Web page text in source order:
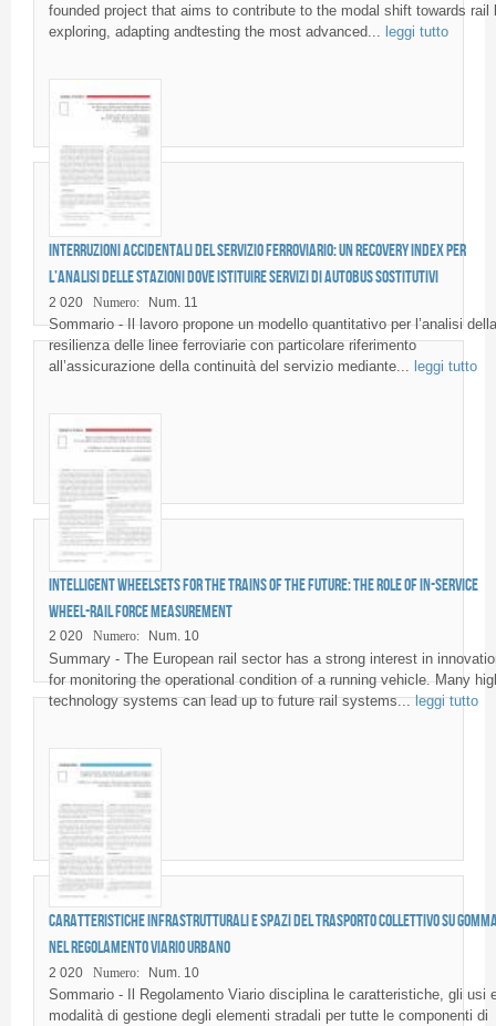
founded project that aims to contribute to the modal shift towards rail
exploring, adapting andtesting the most advanced... leggi tutto
Interruzioni accidentali del servizio ferroviario: un Recovery Index per
l’analisi delle stazioni dove istituire servizi di autobus sostitutivi
2 020 Numero: Num. 11
Sommario - Il lavoro propone un modello quantitativo per l’analisi della
resilienza delle linee ferroviarie con particolare riferimento
all’assicurazione della continuità del servizio mediante...
leggi tutto
Intelligent wheelsets for the trains of the future: the role of in-service
wheel-rail force measurement
2 020 Numero: Num. 10
Summary - The European rail sector has a strong interest in
for monitoring the operational condition of a running vehicle. Many
technology systems can lead up to future rail systems...leggi tutto
Caratteristiche infrastrutturali e spazi del trasporto collettivo su
nel regolamento viario urbano
2 020 Numero: Num. 10
Sommario - Il Regolamento Viario disciplina le caratteristiche, gli usi
modalità di gestione degli elementi stradali per tutte le componenti di